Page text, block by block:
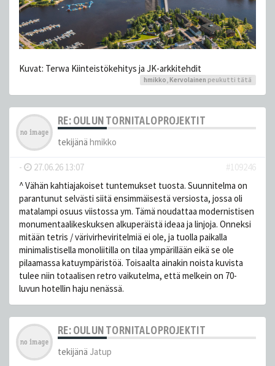
Kuvat: Terwa Kiinteistökehitys ja JK-arkkitehdit
hmikko Kervolainen peukutti tätä
RE: OULUN TORNITALOPROJEKTIT
tekijänä hmikko
- 27.06.26 13:07
#109246
^ Vähän kahtiajakoiset tuntemukset tuosta. Suunnitelma on
parantunut selvästi siitä ensimmäisestä versiosta, jossa oli
matalampi osuus viistossa ym. Tämä noudattaa modernistisen
monumentaalikeskuksen alkuperäistä ideaa ja linjoja. Onneksi
mitään tetris / värivirheviritelmiä ei ole, ja tuolla paikalla
minimalistisella monoliitilla on tilaa ympärillään eikä se ole
pilaamassa katuympäristöä. Toisaalta ainakin noista kuvista
tulee niin totaalisen retro vaikutelma, että melkein on 70-
luvun hotellin haju nenässä.
RE: OULUN TORNITALOPROJEKTIT
tekijänä Jatup